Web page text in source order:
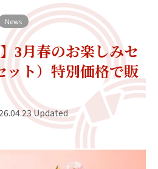
News
3月春のお楽しみセ
ット）特別価格で販
Updated